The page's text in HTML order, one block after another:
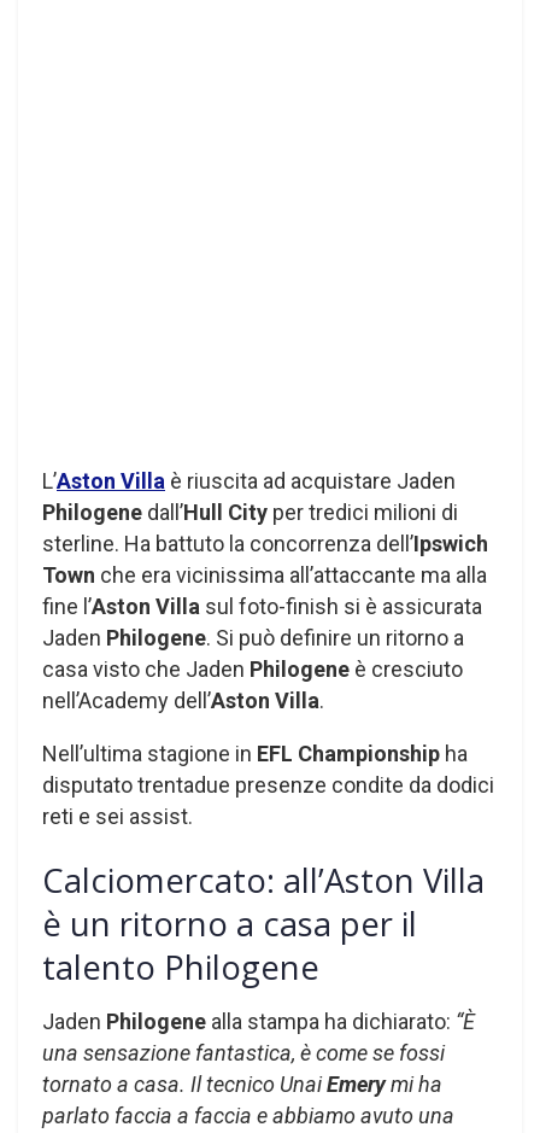
L’Aston Villa è riuscita ad acquistare Jaden
Philogene dall’Hull City per tredici milioni di
sterline. Ha battuto la concorrenza dell’Ipswich
Town che era vicinissima all’attaccante ma alla
fine l’Aston Villa sul foto-finish si è assicurata
Jaden Philogene. Si può definire un ritorno a
casa visto che Jaden Philogene è cresciuto
nell’Academy dell’Aston Villa.
Nell’ultima stagione in EFL Championship ha
disputato trentadue presenze condite da dodici
reti e sei assist.
Calciomercato: all’Aston Villa
è un ritorno a casa per il
talento Philogene
Jaden Philogene alla stampa ha dichiarato: “È
una sensazione fantastica, è come se fossi
tornato a casa. Il tecnico UnaiEmerymi ha
parlato faccia a faccia e abbiamo avuto una